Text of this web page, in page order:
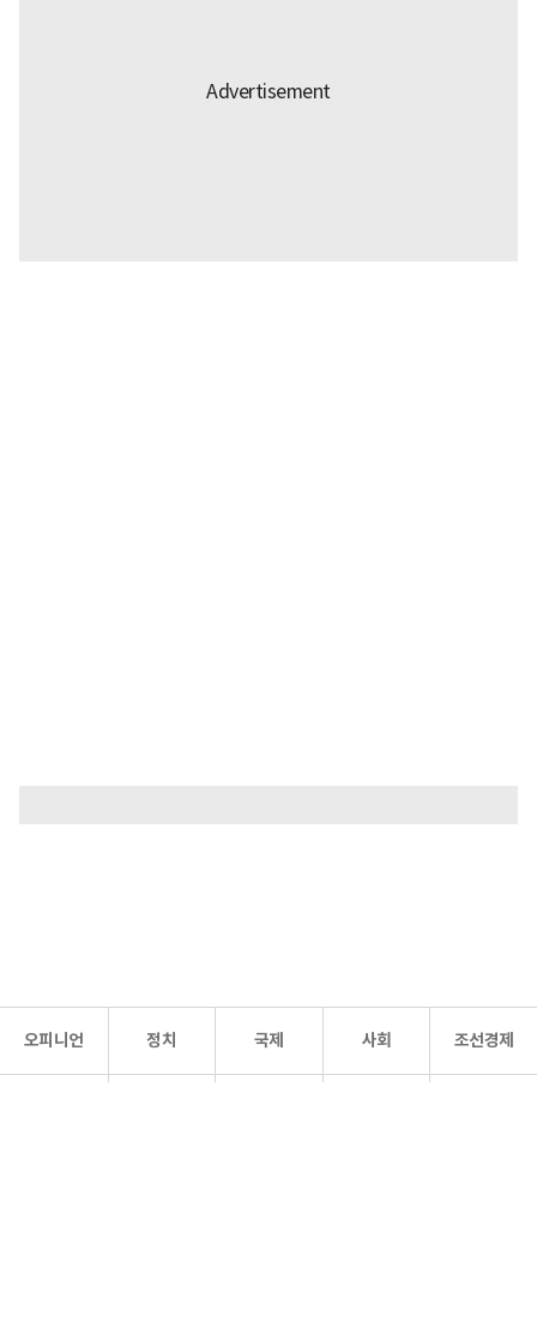
오피니언 정치 국제 사회 조선경제